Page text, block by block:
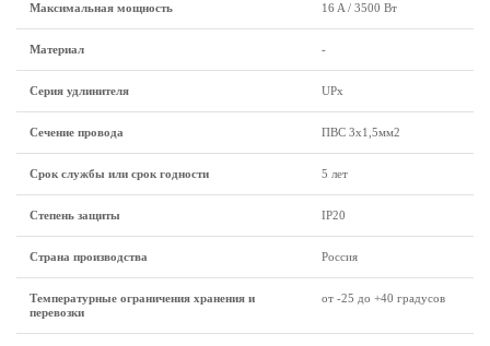
Максимальная мощность 16 A / 3500 Вт
Материал -
Серия удлинителя UPx
Сечение провода ПВС 3x1,5мм2
Срок службы или срок годности 5 лет
Степень защиты IP20
Страна производства Россия
Температурные ограничения хранения и
перевозки
от -25 до +40 градусов